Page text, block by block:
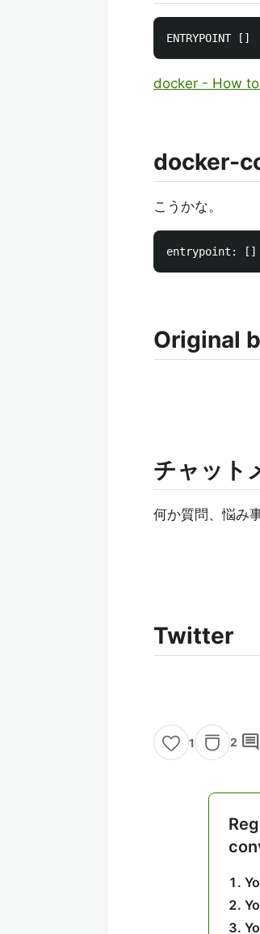
docker - How
docker-
こうかな。
Original
チャット
何か質問、悩み
Twitter
1 2 comment